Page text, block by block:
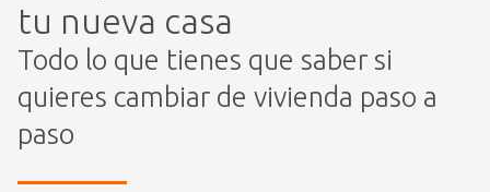
tu nueva casa
Todo lo que tienes que saber si
quieres cambiar de vivienda paso a
paso